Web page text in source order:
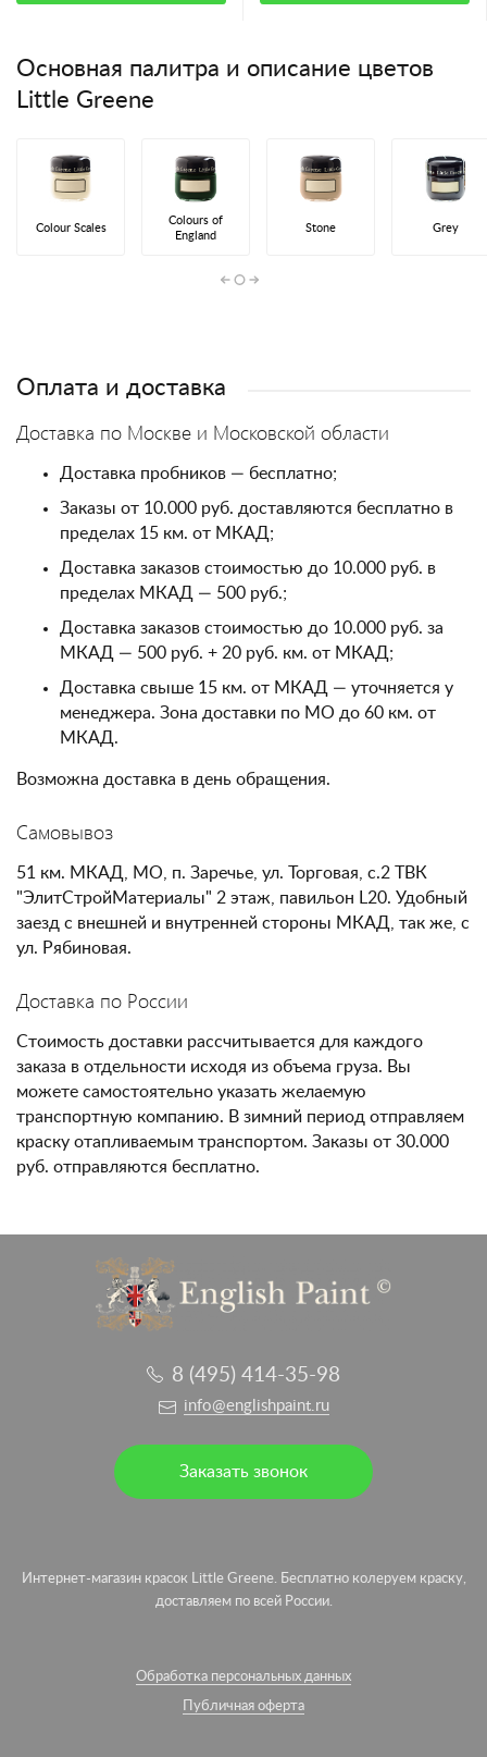
Основная палитра и описание цветов
Little Greene
Colour Scales
Colours of
England
Stone Grey
Оплата и доставка
Доставка по Москве и Московской области
Доставка пробников — бесплатно;
Заказы от 10.000 руб. доставляются бесплатно в
пределах 15 км. от МКАД;
Доставка заказов стоимостью до 10.000 руб. в
пределах МКАД — 500 руб.;
Доставка заказов стоимостью до 10.000 руб. за
МКАД — 500 руб. + 20 руб. км. от МКАД;
Доставка свыше 15 км. от МКАД — уточняется у
менеджера. Зона доставки по МО до 60 км. от
МКАД.
Возможна доставка в день обращения.
Самовывоз
51 км. МКАД, МО, п. Заречье, ул. Торговая, с.2 ТВК
"ЭлитСтройМатериалы" 2 этаж, павильон L20. Удобный
заезд с внешней и внутренней стороны МКАД, так же, с
ул. Рябиновая.
Доставка по России
Стоимость доставки рассчитывается для каждого
заказа в отдельности исходя из объема груза. Вы
можете самостоятельно указать желаемую
транспортную компанию. В зимний период отправляем
краску отапливаемым транспортом. Заказы от 30.000
руб. отправляются бесплатно.
8 (495) 414-35-98
info@englishpaint.ru
Заказать звонок
Интернет-магазин красок Little Greene. Бесплатно колеруем краску,
доставляем по всей России.
Обработка персональных данных
Публичная оферта